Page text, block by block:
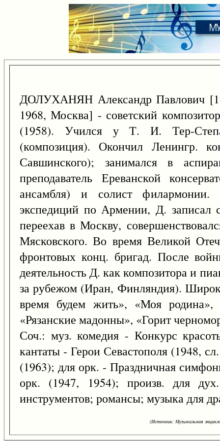
ДОЛУХАНЯН Александр Павлович
1968, Москва] - советский
(1958). Учился у Т. И. Тер-
(композиция). Окончил Ленингр.
Савшинского); занимался в
преподаватель Ереванской
ансамбля) и солист филармонии.
экспедиций по Армении, Д.
переехав в Москву,
Мясковского. Во время Великой
фронтовых конц. бригад. После
деятельность Д. как композитора и
за рубежом (Иран, Финляндия).
время будем жить», «Моя
«Рязанские мадонны», «Горит
Соч.: муз. комедия - Конкурс
кантаты - Герои Севастополя (1948,
(1963); для орк. - Праздничная
орк. (1947, 1954); произв. для
инструментов; романсы; музыка для
(Источник: Музыкальная